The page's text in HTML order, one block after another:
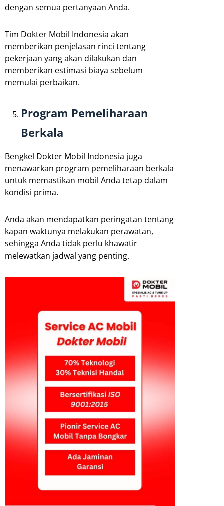
dengan semua pertanyaan Anda.
Tim Dokter Mobil Indonesia akan
memberikan penjelasan rinci tentang
pekerjaan yang akan dilakukan dan
memberikan estimasi biaya sebelum
memulai perbaikan.
Program Pemeliharaan
Berkala
Bengkel Dokter Mobil Indonesia juga
menawarkan program pemeliharaan berkala
untuk memastikan mobil Anda tetap dalam
kondisi prima.
Anda akan mendapatkan peringatan tentang
kapan waktunya melakukan perawatan,
sehingga Anda tidak perlu khawatir
melewatkan jadwal yang penting.